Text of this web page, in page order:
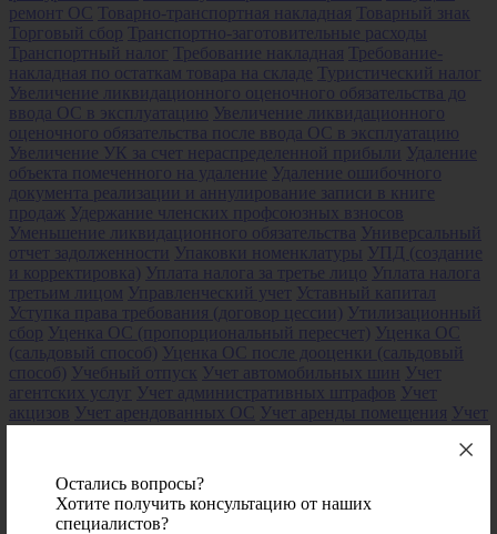
ремонт ОС
Товарно-транспортная накладная Товарный знак
Торговый сбор Транспортно-заготовительные расходы
Транспортный налог Требование накладная Требование-
накладная по остаткам товара на складе Туристический налог
Увеличение ликвидационного оценочного обязательства до
ввода ОС в эксплуатацию Увеличение ликвидационного
оценочного обязательства после ввода ОС в эксплуатацию
Увеличение УК за счет нераспределенной прибыли Удаление
объекта помеченного на удаление Удаление ошибочного
документа реализации и аннулирование записи в книге
продаж Удержание членских профсоюзных взносов
Уменьшение ликвидационного обязательства Универсальный
отчет задолженности Упаковки номенклатуры УПД (создание
и корректировка) Уплата налога за третье лицо Уплата налога
третьим лицом Управленческий учет Уставный капитал
Уступка права требования (договор цессии) Утилизационный
сбор Уценка ОС (пропорциональный пересчет) Уценка ОС
(сальдовый способ) Уценка ОС после дооценки (сальдовый
способ) Учебный отпуск Учет автомобильных шин Учет
агентских услуг Учет административных штрафов Учет
акцизов Учет арендованных ОС Учет аренды помещения Учет
Учет
сырья у заказчика Учет давальческого сырья у переработчика
Учет денежных документов Учет денежных средств при
Остались вопросы?
Хотите получить консультацию от наших
специалистов?